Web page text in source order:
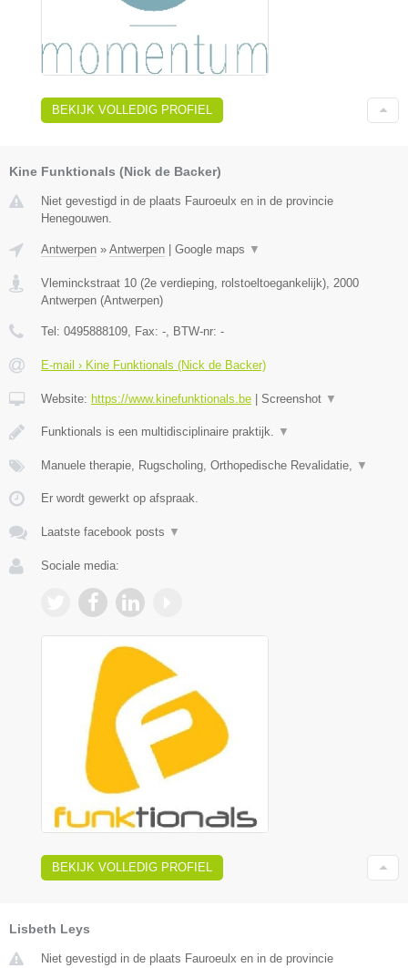
BEKIJK VOLLEDIG PROFIEL
Kine Funktionals (Nick de Backer)
Niet gevestigd in de plaats Fauroeulx en in de provincie
Henegouwen.
Antwerpen » Antwerpen Google maps ▼
Vleminckstraat 10 (2e verdieping, rolstoeltoegankelijk), 2000
Antwerpen (Antwerpen)
Tel: 0495888109, Fax: -, BTW-nr: -
E-mail › Kine Funktionals (Nick de Backer)
Website: https://www.kinefunktionals.be Screenshot ▼
Funktionals is een multidisciplinaire praktijk. ▼
Manuele therapie, Rugscholing, Orthopedische Revalidatie, ▼
Er wordt gewerkt op afspraak.
Laatste facebook posts ▼
Sociale media:
BEKIJK VOLLEDIG PROFIEL
Lisbeth Leys
Niet gevestigd in de plaats Fauroeulx en in de provincie